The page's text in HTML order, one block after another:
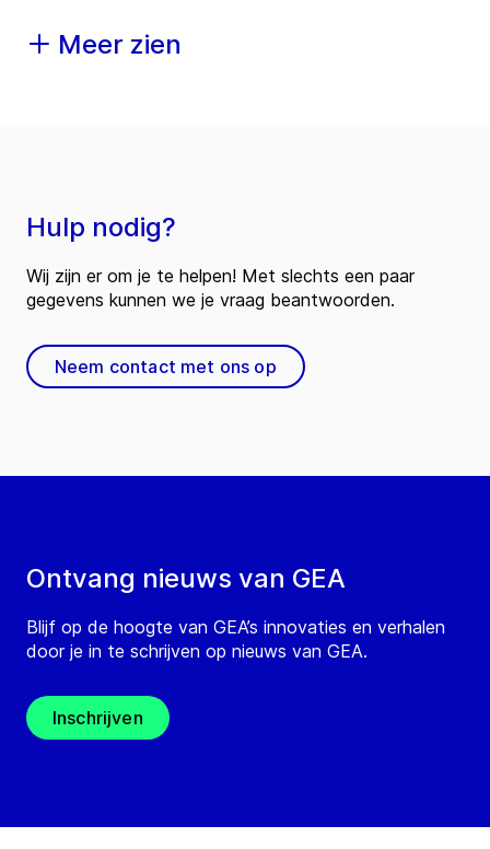
Meer zien
Ontvang nieuws van GEA
Blijf op de hoogte van GEA’s innovaties en verhalen
door je in te schrijven op nieuws van GEA.
Inschrijven
Hulp nodig?
Wij zijn er om je te helpen! Met slechts een paar
gegevens kunnen we je vraag beantwoorden.
Neem contact met ons op